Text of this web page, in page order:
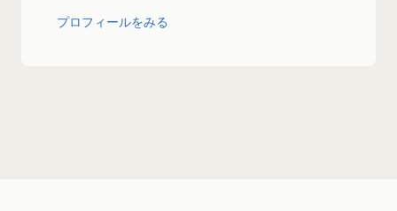
プロフィールをみる